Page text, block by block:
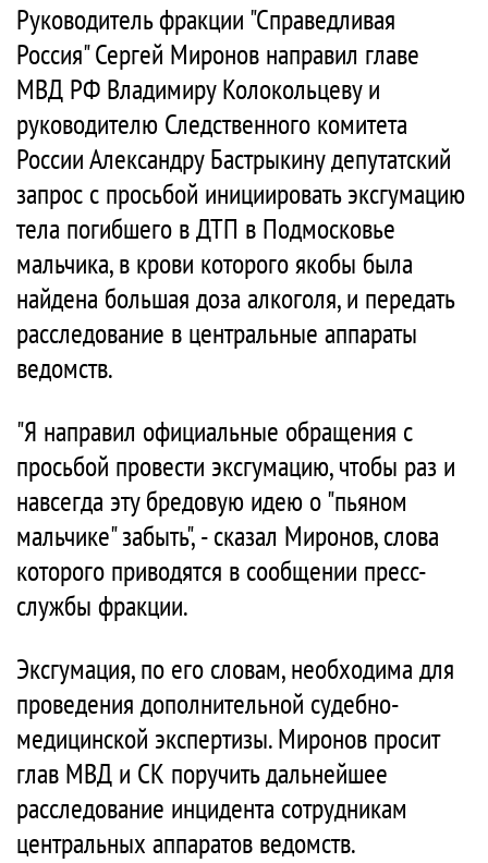
Руководитель фракции "Справедливая
Россия" Сергей Миронов направил главе
МВД РФ Владимиру Колокольцеву и
руководителю Следственного комитета
России Александру Бастрыкину депутатский
запрос с просьбой инициировать эксгумацию
тела погибшего в ДТП в Подмосковье
мальчика, в крови которого якобы была
найдена большая доза алкоголя, и передать
расследование в центральные аппараты
ведомств.
"Я направил официальные обращения с
просьбой провести эксгумацию, чтобы раз и
навсегда эту бредовую идею о "пьяном
мальчике" забыть", - сказал Миронов, слова
которого приводятся в сообщении пресс-
службы фракции.
Эксгумация, по его словам, необходима для
проведения дополнительной судебно-
медицинской экспертизы. Миронов просит
глав МВД и СК поручить дальнейшее
расследование инцидента сотрудникам
центральных аппаратов ведомств.